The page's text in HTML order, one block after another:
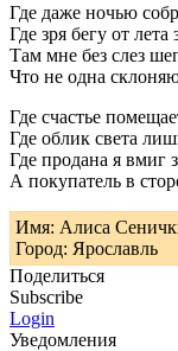
Где даже ночью
Где зря бегу от лета
Там мне без слез
Что не одна
Где счастье
Где облик света
Где продана я вмиг
А покупатель в
Имя: Алиса
Город: Ярославль
Поделиться
Subscribe
Login
Уведомления